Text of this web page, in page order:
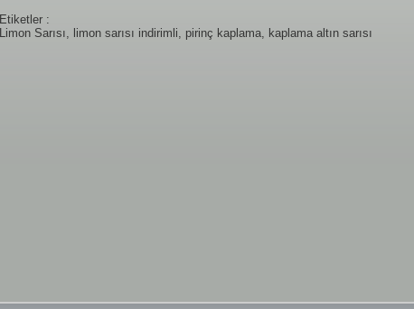
Etiketler :
Limon Sarısı, limon sarısı indirimli, pirinç kaplama, kaplama altın sarısı